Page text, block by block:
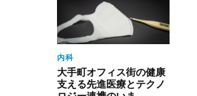
内科
大手町オフィス街の健康
支える先進医療とテクノ